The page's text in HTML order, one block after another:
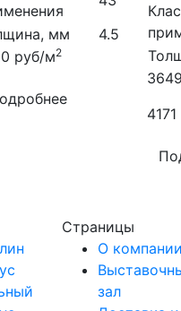
мм
4.5
руб/м2
3649
4171
Страницы
О компании
зал